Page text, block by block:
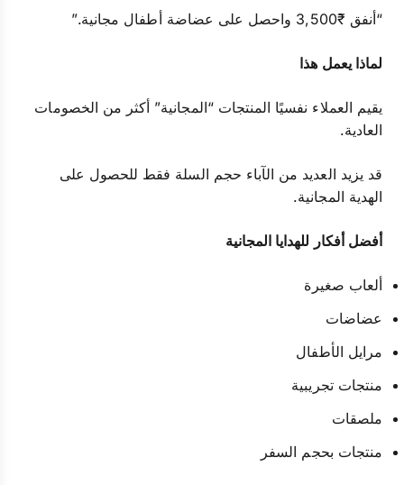
“أنفق ₹3,500 واحصل على عضاضة أطفال مجانية.”
لماذا يعمل هذا
يقيم العملاء نفسيًا المنتجات “المجانية” أكثر من الخصومات
العادية.
قد يزيد العديد من الآباء حجم السلة فقط للحصول على
الهدية المجانية.
أفضل أفكار للهدايا المجانية
ألعاب صغيرة
عضاضات
مرايل الأطفال
منتجات تجريبية
ملصقات
منتجات بحجم السفر